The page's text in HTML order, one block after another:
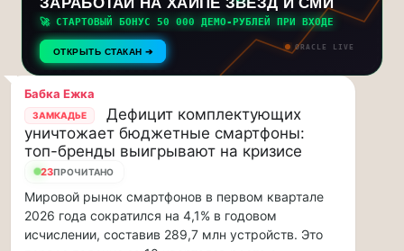
Друзья,
приглашаем
на
музыкальную
прогулку
по
Москве
Чайковского!…
приглашаем
на
музыкальную
чат-
мессенджер,
новости
и
инсайды
Москвы
🚀 СТАРТОВЫЙ БОНУС 50 000 ДЕМО-РУБЛЕЙ ПРИ ВХОДЕ
ОТКРЫТЬ СТАКАН ➔ ORACLE LIVE
Бабка Ежка
ЗАМКАДЬЕ
Дефицит комплектующих
уничтожает бюджетные смартфоны:
топ-бренды выигрывают на кризисе
23ПРОЧИТАНО
Мировой рынок смартфонов в первом квартале
2026 года сократился на 4,1% в годовом
исчислении, составив 289,7 млн устройств. Это